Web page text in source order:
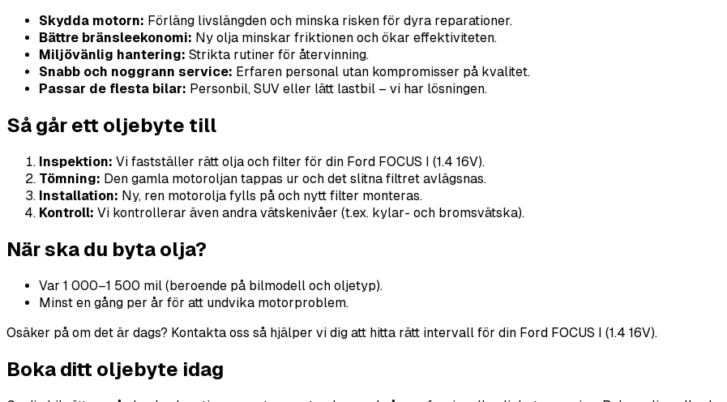
Skydda motorn: Förläng livslängden och minska risken för dyra reparationer.
Bättre bränsleekonomi: Ny olja minskar friktionen och ökar effektiviteten.
Miljövänlig hantering: Strikta rutiner för återvinning.
Snabb och noggrann service: Erfaren personal utan kompromisser på kvalitet.
Passar de flesta bilar: Personbil, SUV eller lätt lastbil – vi har lösningen.
Så går ett oljebyte till
Inspektion: Vi fastställer rätt olja och filter för din Ford FOCUS I (1.4 16V).
Tömning: Den gamla motoroljan tappas ur och det slitna filtret avlägsnas.
Installation: Ny, ren motorolja fylls på och nytt filter monteras.
Kontroll: Vi kontrollerar även andra vätskenivåer (t.ex. kylar- och bromsvätska).
När ska du byta olja?
Var 1 000–1 500 mil (beroende på bilmodell och oljetyp).
Minst en gång per år för att undvika motorproblem.
Osäker på om det är dags? Kontakta oss så hjälper vi dig att hitta rätt intervall för din Ford FOCUS I (1.4 16V).
Boka ditt oljebyte idag